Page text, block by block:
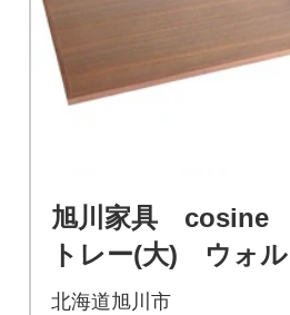
旭川家具 cosine
トレー(大) ウォル
ット_00325
北海道旭川市